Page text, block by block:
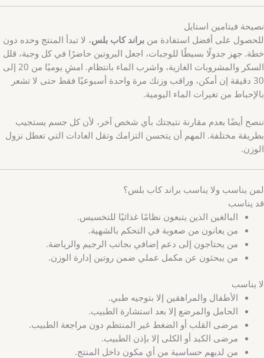
نصيحة فيتامين استايل
للحصول على أفضل استفادة من براند كاب بلس، لا تبدأ المنتج وحده دون
خطة. جهز جدولًا بسيطًا للوجبات، اجعل البروتين حاضرًا في كل وجبة، قلل
السكر والمشروبات الغازية، واشرب الماء بانتظام. امشِ يوميًا من 20 إلى
30 دقيقة إن أمكن، وراقب وزنك مرة واحدة أسبوعيًا فقط حتى لا تشعر
بالإحباط من تغيرات الماء اليومية.
ننصح أيضًا بعدم مقارنة نتيجتك بأي شخص آخر، لأن كل جسم يستجيب
بطريقة مختلفة. المهم أن يتحسن التزامك وتقل العادات التي تعطل نزول
الوزن.
لمن يناسب ولا يناسب براند كاب بلس؟
قد يناسب
البالغين الذين يتبعون نظامًا غذائيًا للتخسيس.
من يعانون من صعوبة في التحكم بالشهية.
من يحتاجون إلى دعم إضافي بجانب الرجيم والرياضة.
من يبحثون عن مكمل عملي ضمن روتين إدارة الوزن.
لا يناسب
الأطفال والمراهقين إلا بتوجيه طبي.
الحامل والمرضع إلا بعد استشارة الطبيب.
مرضى القلب أو الضغط غير المنتظم دون مراجعة الطبيب.
مرضى الكبد أو الكلى إلا بإذن الطبيب.
من لديهم حساسية من أي مكون داخل المنتج.